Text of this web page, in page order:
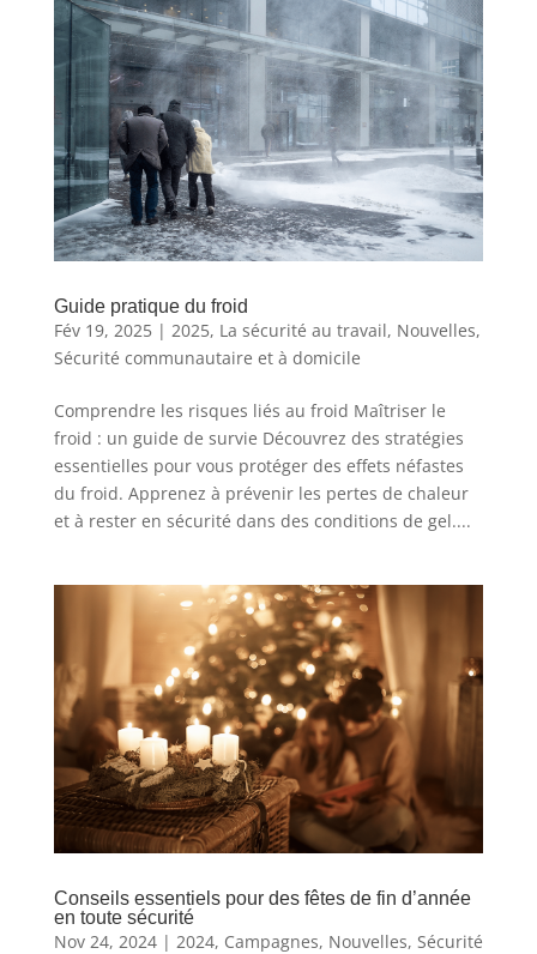
Guide pratique du froid
Fév 19, 2025| 2025, La sécurité au travail, Nouvelles,
Sécurité communautaire et à domicile
Comprendre les risques liés au froid Maîtriser le
froid : un guide de survie Découvrez des stratégies
essentielles pour vous protéger des effets néfastes
du froid. Apprenez à prévenir les pertes de chaleur
et à rester en sécurité dans des conditions de gel....
Conseils essentiels pour des fêtes de fin d’année
en toute sécurité
Nov 24, 2024| 2024, Campagnes, Nouvelles, Sécurité